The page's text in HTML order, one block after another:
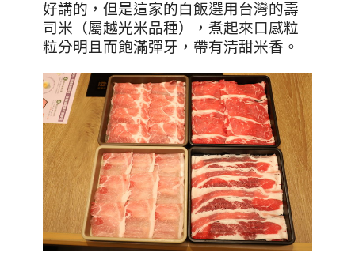
好講的，但是這家的白飯選用台灣的壽
司米（屬越光米品種），煮起來口感粒
粒分明且而飽滿彈牙，帶有清甜米香。